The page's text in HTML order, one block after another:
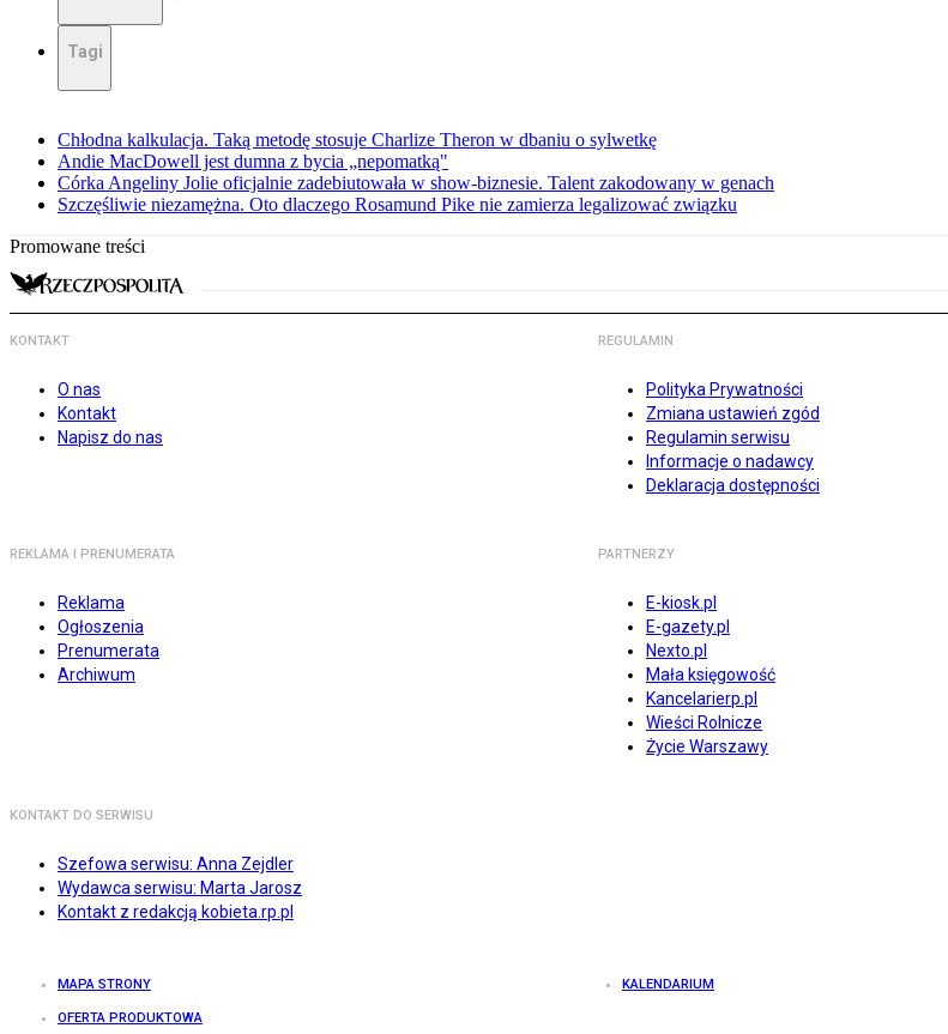
Tagi
Chłodna kalkulacja. Taką metodę stosuje Charlize Theron w dbaniu o sylwetkę
Andie MacDowell jest dumna z bycia „nepomatką"
Córka Angeliny Jolie oficjalnie zadebiutowała w show-biznesie. Talent zakodowany w genach
Szczęśliwie niezamężna. Oto dlaczego Rosamund Pike nie zamierza legalizować związku
Promowane treści
KONTAKT
O nas
Kontakt
Napisz do nas
REGULAMIN
Polityka Prywatności
Zmiana ustawień zgód
Regulamin serwisu
Informacje o nadawcy
Deklaracja dostępności
REKLAMA I PRENUMERATA
Reklama
Ogłoszenia
Prenumerata
Archiwum
PARTNERZY
E-kiosk.pl
E-gazety.pl
Nexto.pl
Mała księgowość
Kancelarierp.pl
Wieści Rolnicze
Życie Warszawy
KONTAKT DO SERWISU
Szefowa serwisu: Anna Zejdler
Wydawca serwisu: Marta Jarosz
Kontakt z redakcją kobieta.rp.pl
MAPA STRONY KALENDARIUM
OFERTA PRODUKTOWA